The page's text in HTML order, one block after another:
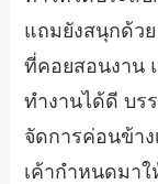
แถมยังสนุกด้ว
ที่คอยสอนงาน
ทำงานได้ดี บร
จัดการค่อนข้า
เค้ากำหนดมา